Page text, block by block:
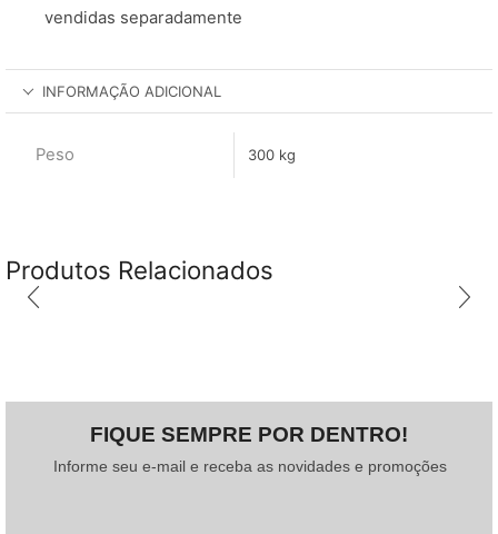
vendidas separadamente
INFORMAÇÃO ADICIONAL
Peso 300 kg
Produtos Relacionados
FIQUE SEMPRE POR DENTRO!
Informe seu e-mail e receba as novidades e promoções